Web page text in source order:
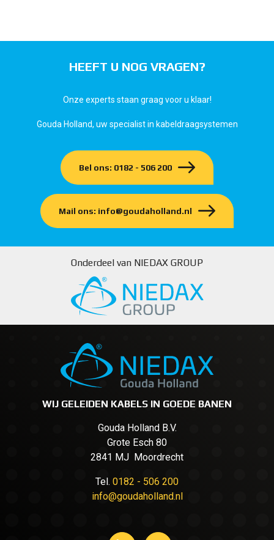
HEEFT U NOG VRAGEN?
Onze experts staan graag voor u klaar!
Gouda Holland, uw specialist in kabeldraagsystemen
Bel ons: 0182 - 506 200
Mail ons: info@goudaholland.nl
Onderdeel van NIEDAX GROUP
WIJ GELEIDEN KABELS IN GOEDE BANEN
Gouda Holland B.V.
Grote Esch 80
2841 MJ Moordrecht
Tel. 0182 - 506 200
info@goudaholland.nl